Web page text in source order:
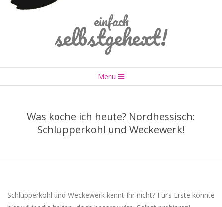
einfach
selbstgehext!
Navigation
Menu
Was koche ich heute? Nordhessisch:
Schlupperkohl und Weckewerk!
Schlupperkohl und Weckewerk kennt Ihr nicht? Für’s Erste könnte